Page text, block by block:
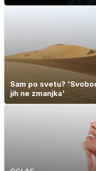
Sam po svetu?
jih ne zmanjka'